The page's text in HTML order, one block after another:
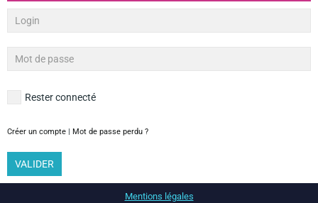
Rester connecté
Créer un compte | Mot de passe perdu ?
VALIDER
Mentions légales